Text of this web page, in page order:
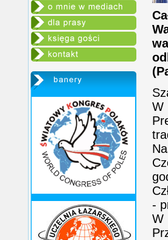
W
-
W